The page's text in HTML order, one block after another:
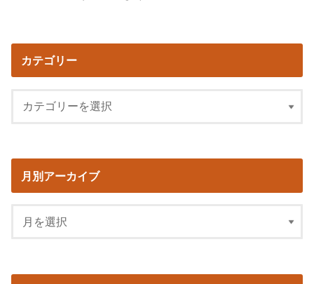
カテゴリー
月別アーカイブ